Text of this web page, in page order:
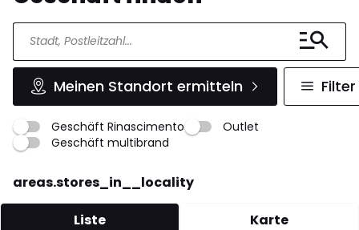
Meinen Standort ermitteln Filter
Geschäft Rinascimento
Outlet
Geschäft multibrand
areas.stores_in__locality
Liste Karte